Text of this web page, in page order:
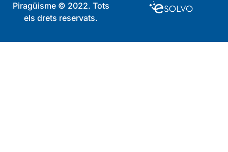
Piragüisme © 2022. Tots
els drets reservats.